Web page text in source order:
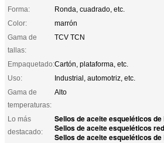
Forma:
Ronda, cuadrado, etc.
Color:
marrón
Gama de
tallas:
TCV TCN
Empaquetado:Cartón, plataforma, etc.
Uso:
Industrial, automotriz, etc.
Gama de
temperaturas:
Alto
Lo más
destacado:
Sellos de aceite esqueléticos de
Sellos de aceite esqueléticos
Sellos de aceite esqueléticos de